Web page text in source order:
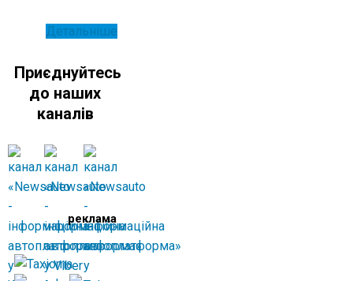
Детальніше
Приєднуйтесь
до наших
каналів
реклама